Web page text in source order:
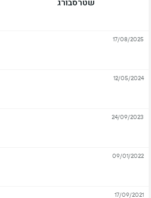
שטרסבורג
17/08/2025
12/05/2024
24/09/2023
09/01/2022
17/09/2021